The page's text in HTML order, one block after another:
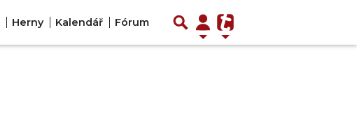
Herny Kalendář Fórum